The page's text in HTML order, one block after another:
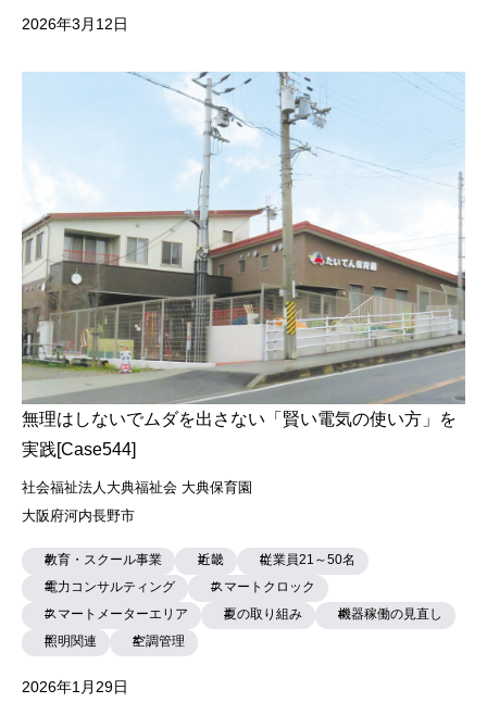
無理はしないでムダを出さない「賢い電気の使い方」を
社会福祉法人大典福祉会 大典保育園
大阪府河内長野市
教育・スクール事業 近畿
従業員21～50名
電力コンサルティング
スマートクロック
スマートメーターエリア
夏の取り組み
機器稼働の見直し
照明関連
空調管理
2026年1月29日